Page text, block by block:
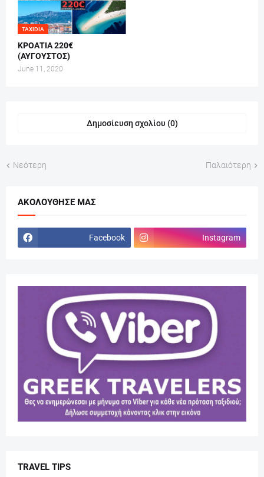
TAXIDIA
ΚΡΟΑΤΙΑ 220€
(ΑΥΓΟΥΣΤΟΣ)
June 11, 2020
Δημοσίευση σχολίου (0)
Νεότερη Παλαιότερη
ΑΚΟΛΟΎΘΗΣΕ ΜΑΣ
Facebook Instagram
TRAVEL TIPS